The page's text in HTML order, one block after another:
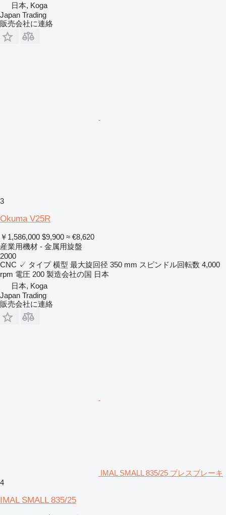
日本, Koga
Japan Trading
販売会社に連絡
3
Okuma V25R
￥1,586,000 $9,900 ≈ €8,620
産業用機材 - 金属用旋盤
2000
CNC ✓ タイプ 横型 最大旋回径 350 mm スピンドル回転数 4,000
rpm 電圧 200 製造会社の国 日本
日本, Koga
Japan Trading
販売会社に連絡
IMAL SMALL 835/25 プレスブレーキ
4
IMAL SMALL 835/25